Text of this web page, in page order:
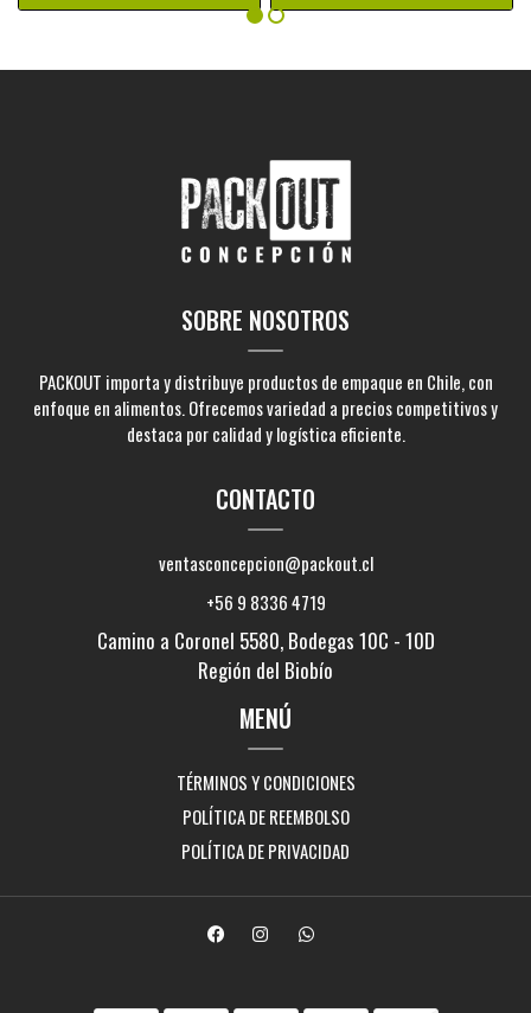
SOBRE NOSOTROS
PACKOUT importa y distribuye productos de empaque en Chile, con
enfoque en alimentos. Ofrecemos variedad a precios competitivos y
destaca por calidad y logística eficiente.
CONTACTO
ventasconcepcion@packout.cl
+56 9 8336 4719
Camino a Coronel 5580, Bodegas 10C - 10D
Región del Biobío
MENÚ
TÉRMINOS Y CONDICIONES
POLÍTICA DE REEMBOLSO
POLÍTICA DE PRIVACIDAD